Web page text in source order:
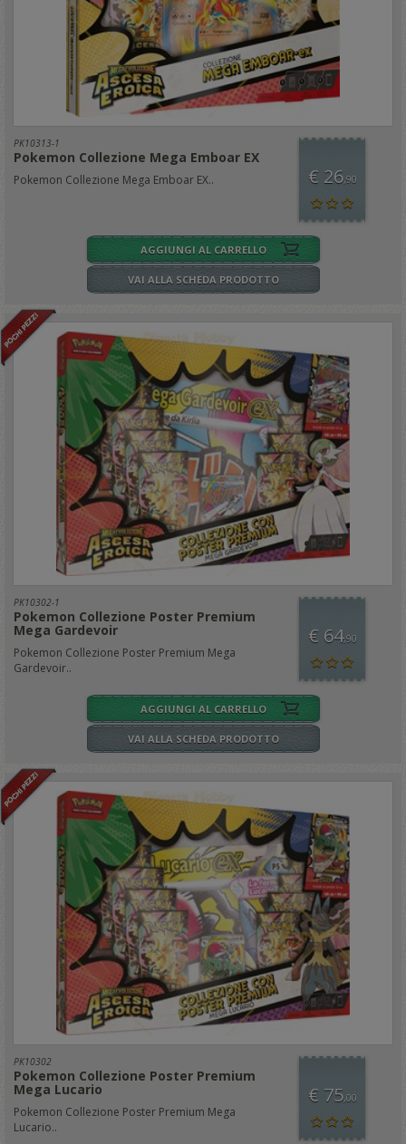
PK10313-1
Pokemon Collezione Mega Emboar EX
Pokemon Collezione Mega Emboar EX.. € 26,90
AGGIUNGI AL CARRELLO
VAI ALLA SCHEDA PRODOTTO
PK10302-1
Pokemon Collezione Poster Premium
Mega Gardevoir
Pokemon Collezione Poster Premium Mega
Gardevoir..
€ 64,90
AGGIUNGI AL CARRELLO
VAI ALLA SCHEDA PRODOTTO
PK10302
Pokemon Collezione Poster Premium
Mega Lucario
Pokemon Collezione Poster Premium Mega
Lucario..
€ 75,00